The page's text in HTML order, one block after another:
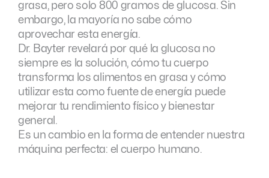
grasa, pero solo 800 gramos de glucosa. Sin
embargo, la mayoría no sabe cómo
aprovechar esta energía.
Dr. Bayter revelará por qué la glucosa no
siempre es la solución, cómo tu cuerpo
transforma los alimentos en grasa y cómo
utilizar esta como fuente de energía puede
mejorar tu rendimiento físico y bienestar
general.
Es un cambio en la forma de entender nuestra
máquina perfecta: el cuerpo humano.